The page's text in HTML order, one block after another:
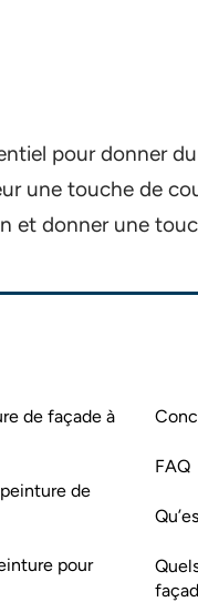
pour donner
une touche de
et donner une
de façade à
de
pour
FAQ